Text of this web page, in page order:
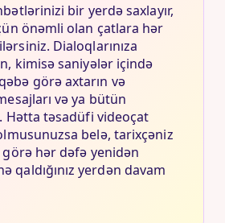
bir yerdə saxlayır,
önəmli olan çatlara hər
Dialoqlarınıza
kimisə saniyələr içində
görə axtarın və
və ya bütün
Hətta təsadüfi videoçat
belə, tarixçəniz
görə hər dəfə yenidən
qaldığınız yerdən davam